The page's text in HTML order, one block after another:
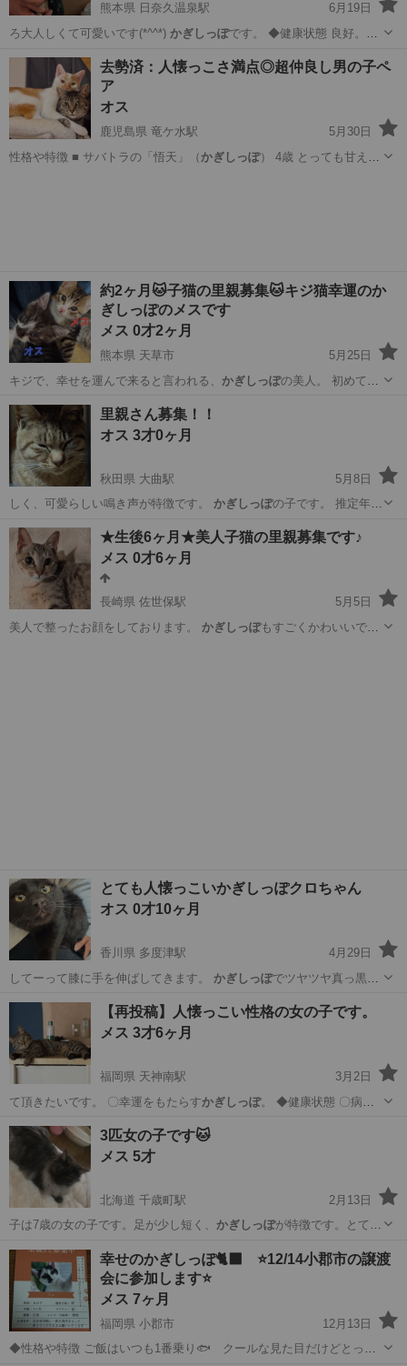
熊本県 日奈久温泉駅
6月19日
ろ大人しくて可愛いです(*^^*) かぎしっぽです。 ◆健康状態 良好。小
熊本 八代市 日奈久温泉駅 猫 かぎしっぽ
去勢済：人懐っこさ満点◎超仲良し男の子ペ
ア
オス
鹿児島県 竜ケ水駅
5月30日
性格や特徴 ■ サバトラの「悟天」（かぎしっぽ） 4歳 とっても甘えん
約2ヶ月🐱子猫の里親募集🐱キジ猫幸運のか
ぎしっぽのメスです
メス 0才2ヶ月
熊本県 天草市
5月25日
キジで、幸せを運んで来ると言われる、 かぎしっぽの美人。 初めて会
熊本 天草市 キジ
里親さん募集！！
オス 3才0ヶ月
秋田県 大曲駅
5月8日
しく、可愛らしい鳴き声が特徴です。 かぎしっぽの子です。 推定年齢
秋田 大仙市 大曲駅 猫
★生後6ヶ月★美人子猫の里親募集です♪
メス 0才6ヶ月
長崎県 佐世保駅
5月5日
美人で整ったお顔をしております。 かぎしっぽもすごくかわいいで
とても人懐っこいかぎしっぽクロちゃん
オス 0才10ヶ月
香川県 多度津駅
4月29日
してーって膝に手を伸ばしてきます。 かぎしっぽでツヤツヤ真っ黒で
香川 仲多度郡 多度津駅 かぎしっぽ
【再投稿】人懐っこい性格の女の子です。
メス 3才6ヶ月
福岡県 天神南駅
3月2日
て頂きたいです。 〇幸運をもたらすかぎしっぽ。 ◆健康状態 〇病気
福岡 福岡市 天神南駅 猫
3匹女の子です🐱
メス 5才
北海道 千歳町駅
2月13日
子は7歳の女の子です。足が少し短く、 かぎしっぽが特徴です。とても
北海道 函館市 千歳町駅
幸せのかぎしっぽ🐈‍⬛ ⭐️12/14小郡市の譲渡
会に参加します⭐️
メス 7ヶ月
福岡県 小郡市
12月13日
◆性格や特徴 ご飯はいつも1番乗り🐟 クールな見た目だけどとって